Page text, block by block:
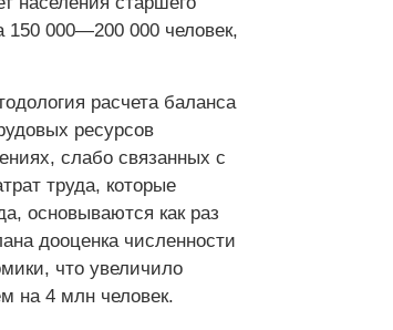
150 000—200 000 человек,
расчета баланса
ресурсов
слабо связанных с
труда, которые
основываются как раз
дооценка численности
что увеличило
на 4 млн человек.